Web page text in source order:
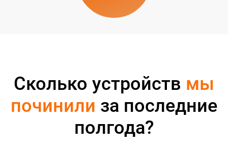
Сколько устройств мы
починили за последние
полгода?